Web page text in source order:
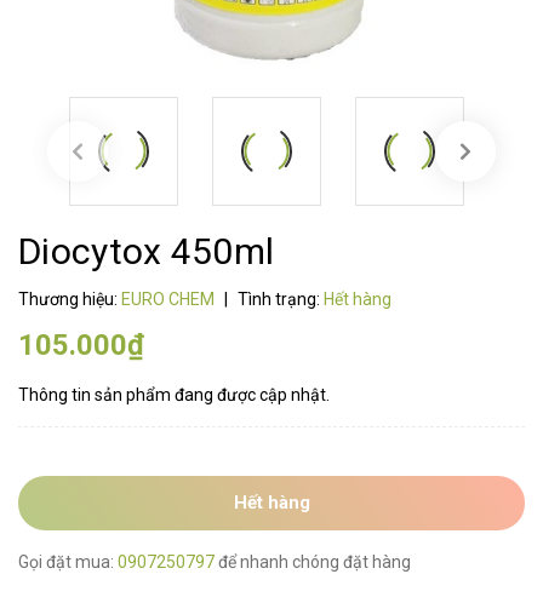
Diocytox 450ml
Thương hiệu: EURO CHEM | Tình trạng: Hết hàng
105.000₫
Thông tin sản phẩm đang được cập nhật.
Hết hàng
Gọi đặt mua: 0907250797để nhanh chóng đặt hàng